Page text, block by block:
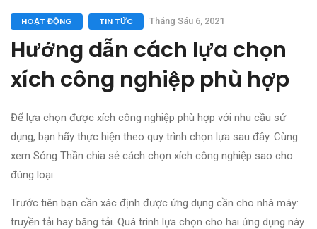
HOẠT ĐỘNG TIN TỨC Tháng Sáu 6, 2021
Hướng dẫn cách lựa chọn
xích công nghiệp phù hợp
Để lựa chọn được xích công nghiệp phù hợp với nhu cầu sử
dụng, bạn hãy thực hiện theo quy trình chọn lựa sau đây. Cùng
xem Sóng Thần chia sẻ cách chọn xích công nghiệp sao cho
đúng loại.
Trước tiên bạn cần xác định được ứng dụng cần cho nhà máy:
truyền tải hay băng tải. Quá trình lựa chọn cho hai ứng dụng này